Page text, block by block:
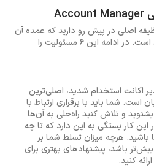
به‌عنوان اکانت منیجر 6 وظیفه اصلی در پیش رو دارید که عمده آن
در ارتباط با مشتریان سازمانتان است. در ادامه این 6 مسئولیت را
اکانت استخدام شدید، اصلی‌ترین
است. شما باید با برقراری ارتباط با
و تلاش کنید راه‌حلی به آن‌ها
کار بستگی به این دارد که تا چه
هرچه میزان تسلط شما بر
باشد، پیشنهادهای بهتری برای
کنید.